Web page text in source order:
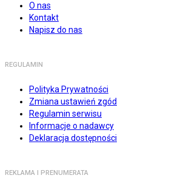
O nas
Kontakt
Napisz do nas
REGULAMIN
Polityka Prywatności
Zmiana ustawień zgód
Regulamin serwisu
Informacje o nadawcy
Deklaracja dostępności
REKLAMA I PRENUMERATA